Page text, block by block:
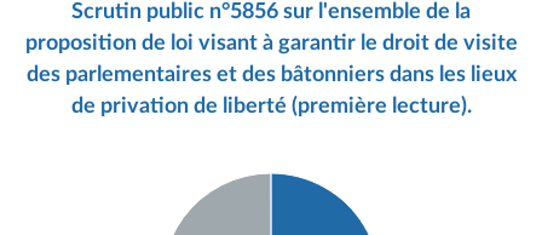
Scrutin public n°5856 sur l'ensemble de la
proposition de loi visant à garantir le droit de visite
des parlementaires et des bâtonniers dans les lieux
de privation de liberté (première lecture).